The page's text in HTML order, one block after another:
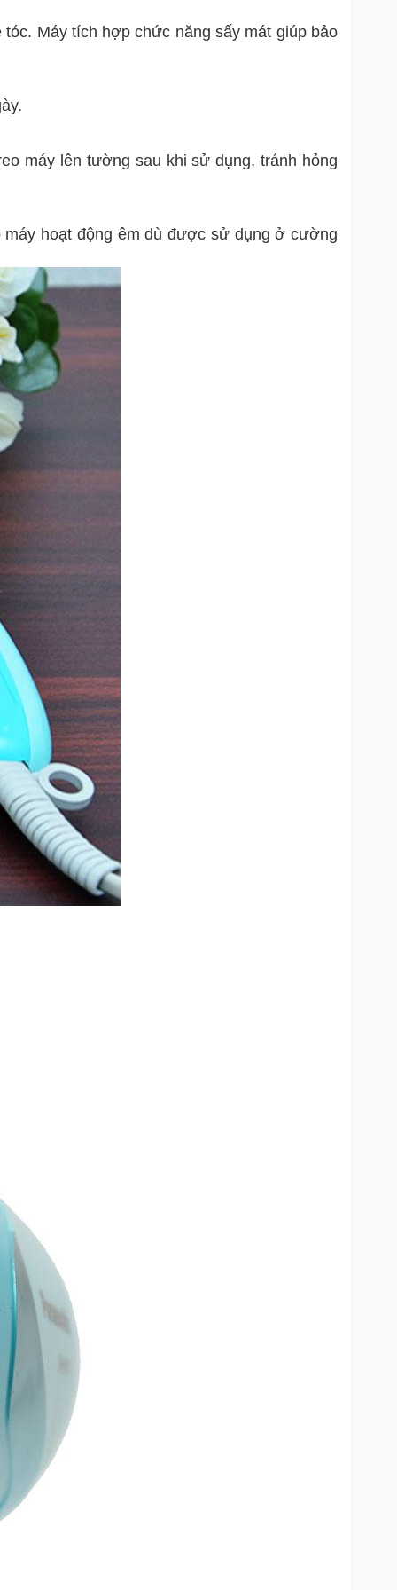
Máy tích hợp chức năng sấy mát giúp bảo
máy lên tường sau khi sử dụng, tránh hỏng
máy hoạt động êm dù được sử dụng ở cường